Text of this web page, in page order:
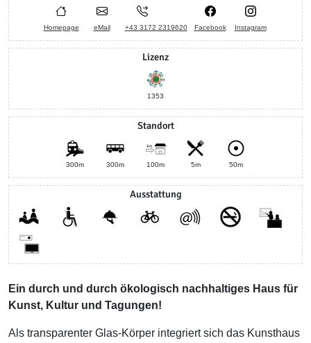
Homepage eMail +43 3172 2319620 Facebook Instagram
Lizenz
1353
Standort
300m 300m 100m 5m 50m
Ausstattung
Ein durch und durch ökologisch nachhaltiges Haus für
Kunst, Kultur und Tagungen!
Als transparenter Glas-Körper integriert sich das Kunsthaus